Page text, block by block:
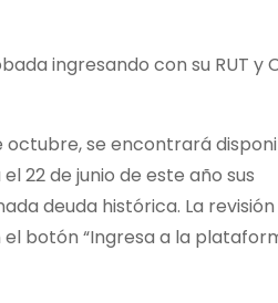
ingresando con su RUT y
octubre, se encontrará
22 de junio de este año sus
deuda histórica. La revisión
el botón “Ingresa a la